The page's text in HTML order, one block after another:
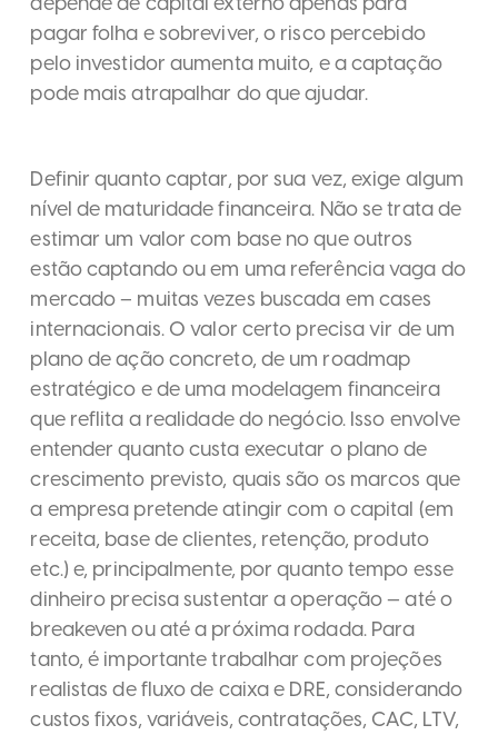
pagar folha e sobreviver, o risco percebido
pelo investidor aumenta muito, e a captação
pode mais atrapalhar do que ajudar.
Definir quanto captar, por sua vez, exige algum
nível de maturidade financeira. Não se trata de
estimar um valor com base no que outros
estão captando ou em uma referência vaga do
mercado – muitas vezes buscada em cases
internacionais. O valor certo precisa vir de um
plano de ação concreto, de um roadmap
estratégico e de uma modelagem financeira
que reflita a realidade do negócio. Isso envolve
entender quanto custa executar o plano de
crescimento previsto, quais são os marcos que
a empresa pretende atingir com o capital (em
receita, base de clientes, retenção, produto
etc.) e, principalmente, por quanto tempo esse
dinheiro precisa sustentar a operação — até o
breakeven ou até a próxima rodada. Para
tanto, é importante trabalhar com projeções
realistas de fluxo de caixa e DRE, considerando
custos fixos, variáveis, contratações, CAC, LTV,